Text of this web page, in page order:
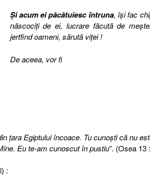
Şi acum ei păcătuiesc întruna, îşi fac
născociţi de ei, lucrare făcută de
jertfind oameni, sărută viţei !
De aceea, vor fi
ţara Egiptului încoace. Tu cunoşti că nu
Eu te-am cunoscut în pustiu”. (Osea 13
: